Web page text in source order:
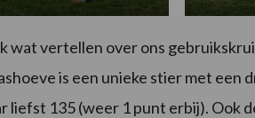
wat vertellen over ons
is een unieke stier met een
liefst 135 (weer 1 punt erbij). Ook